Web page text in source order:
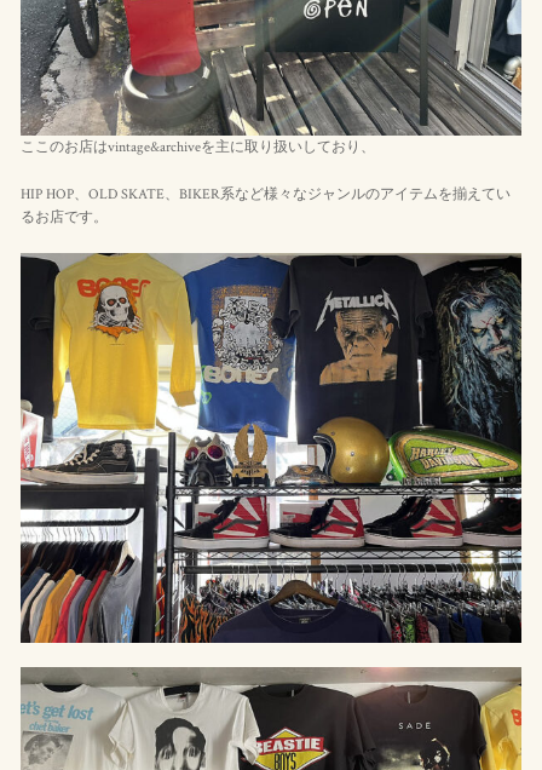
ここのお店はvintage&archiveを主に取り扱いしており、
HIP HOP、OLD SKATE、BIKER系など様々なジャンルのアイテムを揃えてい
るお店です。